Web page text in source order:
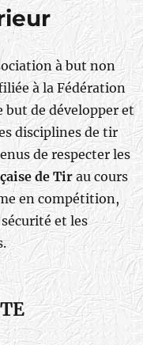
à but non
à la Fédération
but de développer et
disciplines de tir
de respecter les
de Tirau cours
en compétition,
et les